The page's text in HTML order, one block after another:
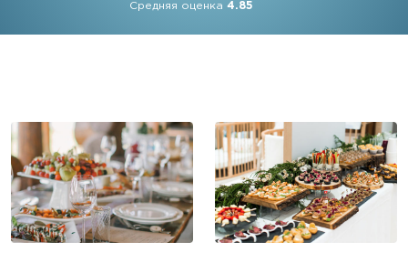
Средняя оценка4.85